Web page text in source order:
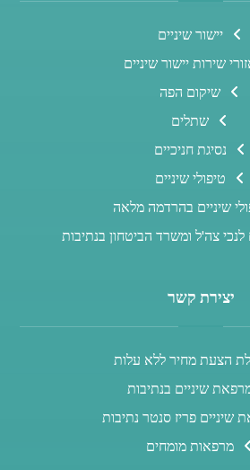
יישור שיניים
שירות יישור שיניים
שיקום הפה
שתלים
נסיגת חניכיים
טיפולי שיניים
שיניים בהרדמה מלאה
לנכי צה'ל ומשרד הביטחון בנתיבות
יצירת קשר
הצעת מחיר ללא עלות
שיניים בנתיבות
שיניים פריז סנטר נתיבות
מרפאות מומחים